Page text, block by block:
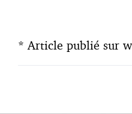
* Article publié sur